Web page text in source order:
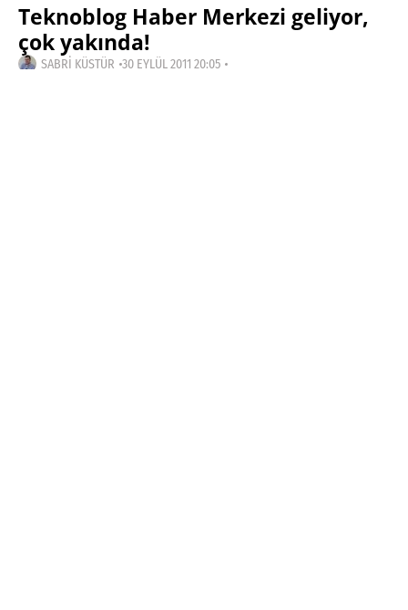
Teknoblog Haber Merkezi geliyor,
çok yakında!
SABRI KÜSTÜR 30 EYLÜL 2011 20:05